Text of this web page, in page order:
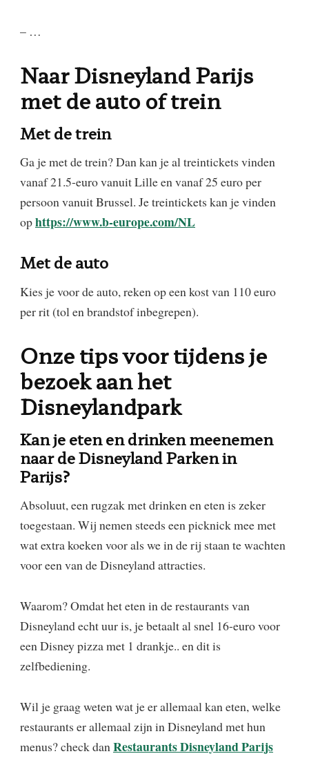
– …
Naar Disneyland Parijs
met de auto of trein
Met de trein
Ga je met de trein? Dan kan je al treintickets vinden
vanaf 21.5-euro vanuit Lille en vanaf 25 euro per
persoon vanuit Brussel. Je treintickets kan je vinden
ophttps://www.b-europe.com/NL
Met de auto
Kies je voor de auto, reken op een kost van 110 euro
per rit (tol en brandstof inbegrepen).
Onze tips voor tijdens je
bezoek aan het
Disneylandpark
Kan je eten en drinken meenemen
naar de Disneyland Parken in
Parijs?
Absoluut, een rugzak met drinken en eten is zeker
toegestaan. Wij nemen steeds een picknick mee met
wat extra koeken voor als we in de rij staan te wachten
voor een van de Disneyland attracties.
Waarom? Omdat het eten in de restaurants van
Disneyland echt uur is, je betaalt al snel 16-euro voor
een Disney pizza met 1 drankje.. en dit is
zelfbediening.
Wil je graag weten wat je er allemaal kan eten, welke
restaurants er allemaal zijn in Disneyland met hun
menus? check danRestaurants Disneyland Parijs